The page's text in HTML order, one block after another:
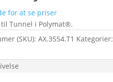
for at se priser
Tunnel i Polymat®.
(SKU):AX.3554.T1 Kategorier: